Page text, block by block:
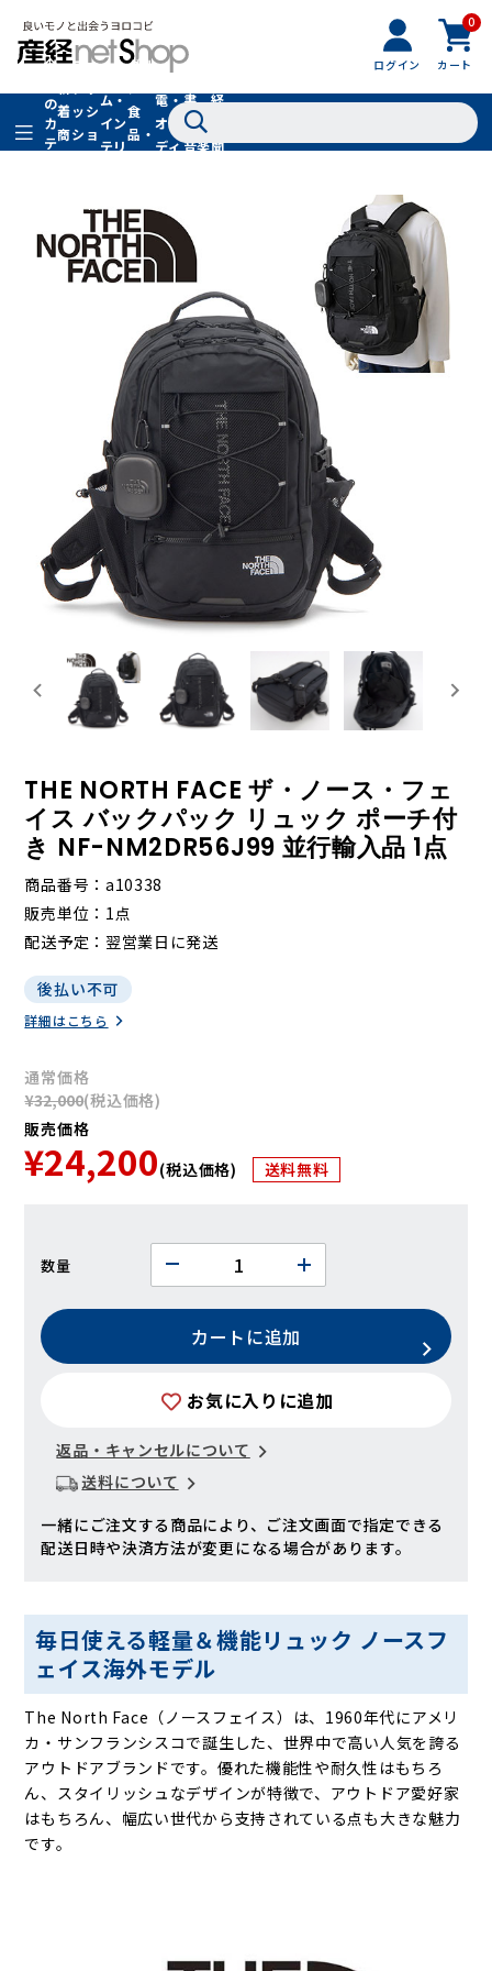
ログイン
0
カート
全
の
カ
テ
着
商
品
フ
ッ
シ
ョ
フ
ァ
シ
ョ
ン
ム・
イン
テリ
グル
食
品・
ドリ
家
電・
オー
ディ
書
籍・
音楽
経
聞
SALE
THE NORTH FACE ザ・ノース・フェ
イス バックパック リュック ポーチ付
き NF-NM2DR56J99 並行輸入品 1点
商品番号
a10338
販売単位
1点
配送予定
翌営業日に発送
後払い不可
詳細はこちら
通常価格
¥32,000(税込価格)
販売価格
¥24,200(税込価格) 送料無料
数量
カートに追加
お気に入りに追加
返品・キャンセルについて
送料について
一緒にご注文する商品により、ご注文画面で指定できる
配送日時や決済方法が変更になる場合があります。
毎日使える軽量＆機能リュック ノースフ
ェイス海外モデル
The North Face（ノースフェイス）は、1960年代にアメリ
カ・サンフランシスコで誕生した、世界中で高い人気を誇る
アウトドアブランドです。優れた機能性や耐久性はもちろ
ん、スタイリッシュなデザインが特徴で、アウトドア愛好家
はもちろん、幅広い世代から支持されている点も大きな魅力
です。